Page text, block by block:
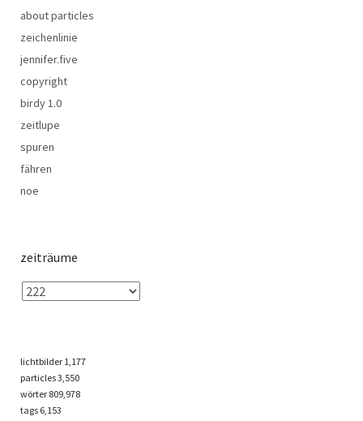
about particles
zeichenlinie
jennifer.five
copyright
birdy 1.0
zeitlupe
spuren
fähren
noe
zeiträume
lichtbilder 1,177
particles3,550
wörter 809,978
tags 6,153